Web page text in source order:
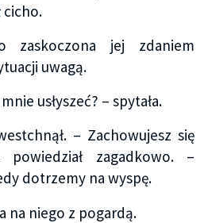
cicho.
zaskoczona jej zdaniem
uwagą.
usłyszeć? – spytała.
– Zachowujesz się
powiedział zagadkowo. –
dotrzemy na wyspę.
na niego z pogardą.